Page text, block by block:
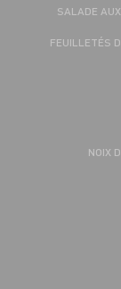
SALADE
FEUILLETÉS
NOIX